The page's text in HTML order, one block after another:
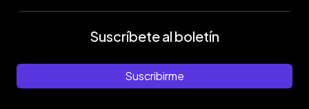
Suscríbete al boletín
Suscribirme